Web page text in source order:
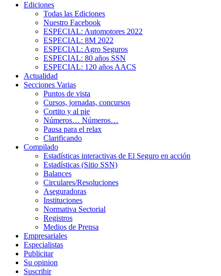
Ediciones
Todas las Ediciones
Nuestro Facebook
ESPECIAL: Automotores 2022
ESPECIAL: 8M 2022
ESPECIAL: Agro Seguros
ESPECIAL: 80 años SSN
ESPECIAL: 120 años AACS
Actualidad
Secciones Varias
Puntos de vista
Cursos, jornadas, concursos
Cortito y al pie
Números… Números…
Pausa para el relax
Clarificando
Compilado
Estadísticas interactivas de El Seguro en acción
Estadísticas (Sitio SSN)
Balances
Circulares/Resoluciones
Aseguradoras
Instituciones
Normativa Sectorial
Registros
Medios de Prensa
Empresariales
Especialistas
Publicitar
Su opinion
Suscribir